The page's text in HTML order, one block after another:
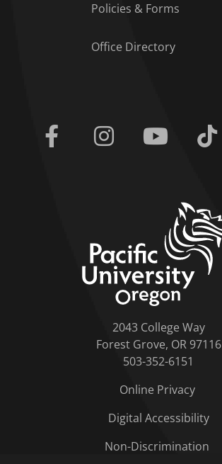
Policies & Forms
Office Directory
Facebook Instagram Youtube
2043 College Way
Forest Grove, OR 97116
503-352-6151
Online Privacy
Digital Accessibility
Non-Discrimination